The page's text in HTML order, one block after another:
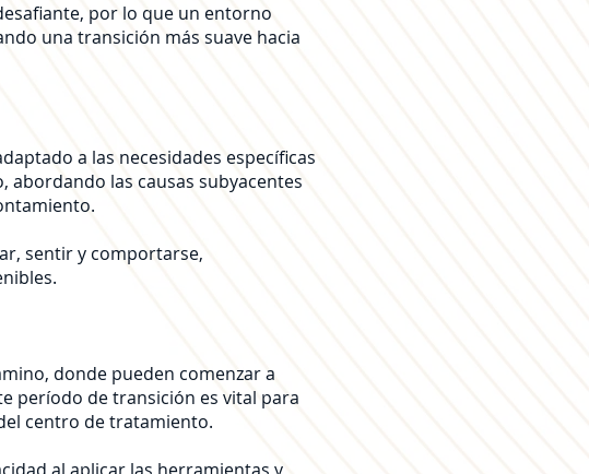
por lo que un entorno
una transición más suave hacia
a las necesidades específicas
abordando las causas subyacentes
sentir y comportarse,
donde pueden comenzar a
período de transición es vital para
centro de tratamiento.